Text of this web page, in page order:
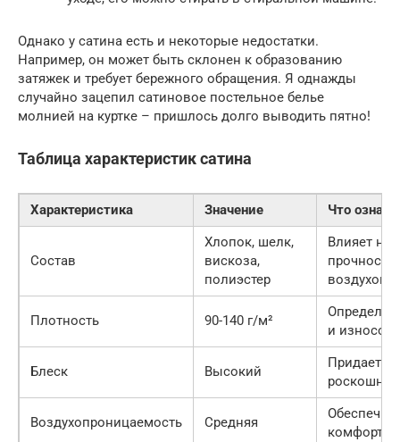
Однако у сатина есть и некоторые недостатки.
Например, он может быть склонен к образованию
затяжек и требует бережного обращения. Я однажды
случайно зацепил сатиновое постельное белье
молнией на куртке – пришлось долго выводить пятно!
Таблица характеристик сатина
Характеристика Значение Что
Состав
Хлопок, шелк,
вискоза,
полиэстер
Влияет на
прочность
Плотность 90-140 г/м²
и
Блеск Высокий
Придает
Воздухопроницаемость Средняя